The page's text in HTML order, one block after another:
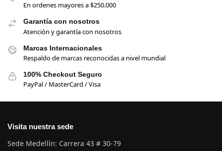
En ordenes mayores a $250.000
Garantía con nosotros
Atención y garantía con nosotros
Marcas Internacionales
Respaldo de marcas reconocidas a nivel mundial
100% Checkout Seguro
PayPal / MasterCard / Visa
Visita nuestra sede
Sede Medellín: Carrera 43 # 30-79